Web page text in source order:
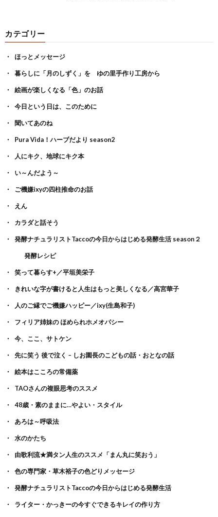
カテゴリー
ほっとメッセージ
暮らしに「月のしずく」を ゆの里手作り工房から
絵画が楽しくなる「色」のお話
今日という日は、このために
聞いてあのね
Pura Vida！ハーブだより season2
人にキク、地球にキク本
い～んだよう～
ご機嫌ixyの四柱推命のお話
えん
カラダと話そう
発酵ナチュラリストTaccoの今日からはじめる発酵生活 season２
発酵レシピ
笑って暮らす+／平垣美栄子
きれいな字が書けると人生はもっと美しくなる／高宮華子
人のご縁でご機嫌ハッピー／ixy(生島和子)
フィリア姉妹の ほめられホメオパシー
今、ここ、サトケン
先に笑う 後で泣く – しお園長のこどもの話・おとなの話
絵本はこころの常備薬
TAOさんの複眼思考のススメ
48歳・素のままに…やよい・スタイル
あろは～呼吸法
水のかたち
由歌利流★満タン人生のススメ「まん丸に笑おう」
色の専門家・草木裕子の色どりメッセージ
発酵ナチュラリストTaccoの今日からはじめる発酵生活
ライター・かっきーの今すぐできるキレイの作り方